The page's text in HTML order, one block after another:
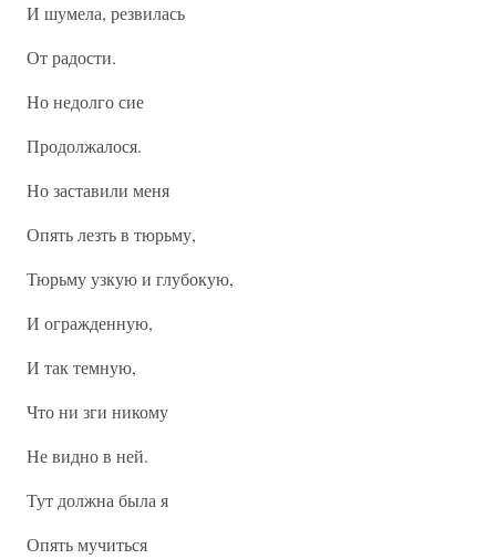
И шумела, резвилась
От радости.
Но недолго сие
Продолжалося.
Но заставили меня
Опять лезть в тюрьму,
Тюрьму узкую и глубокую,
И огражденную,
И так темную,
Что ни зги никому
Не видно в ней.
Тут должна была я
Опять мучиться